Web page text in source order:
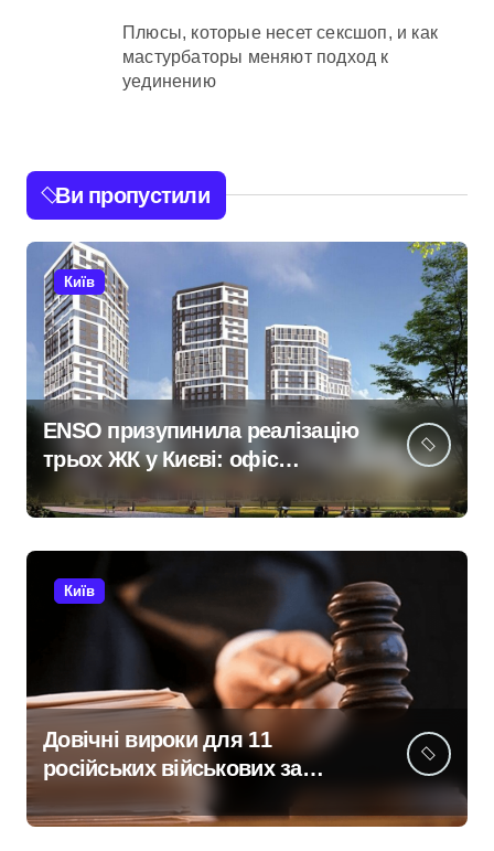
Плюсы, которые несет сексшоп, и как
мастурбаторы меняют подход к
уединению
Ви пропустили
Київ
ENSO призупинила реалізацію
трьох ЖК у Києві: офіс
керівник покинув місто
Київ
Довічні вироки для 11
російських військових за
Київщині